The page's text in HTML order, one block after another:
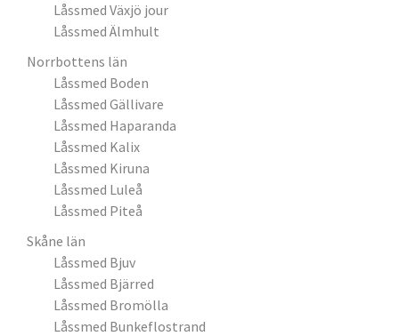
Låssmed Växjö jour
Låssmed Älmhult
Norrbottens län
Låssmed Boden
Låssmed Gällivare
Låssmed Haparanda
Låssmed Kalix
Låssmed Kiruna
Låssmed Luleå
Låssmed Piteå
Skåne län
Låssmed Bjuv
Låssmed Bjärred
Låssmed Bromölla
Låssmed Bunkeflostrand